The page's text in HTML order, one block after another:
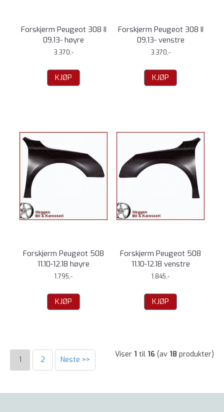
Forskjerm Peugeot 308 II
09.13- høyre
3.370,-
KJØP
Forskjerm Peugeot 308 II
09.13- venstre
3.370,-
KJØP
Forskjerm Peugeot 508
11.10-12.18 høyre
1.795,-
KJØP
Forskjerm Peugeot 508
11.10-12.18 venstre
1.845,-
KJØP
1 2 Neste >>
Viser 1 til 16 (av 18 produkter)